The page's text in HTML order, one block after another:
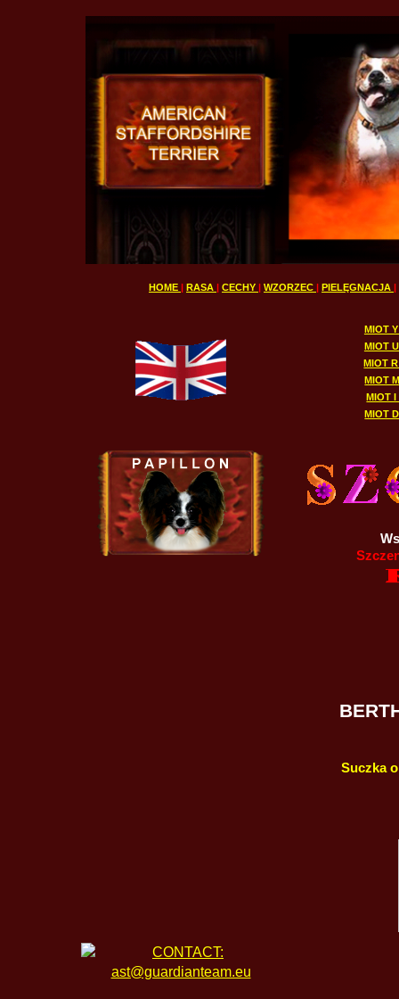
HOME | RASA | CECHY | WZORZEC | PIELĘGNACJA |
MIOT
MIOT
MIOT
MIOT
MIOT I
MIOT
Suczka